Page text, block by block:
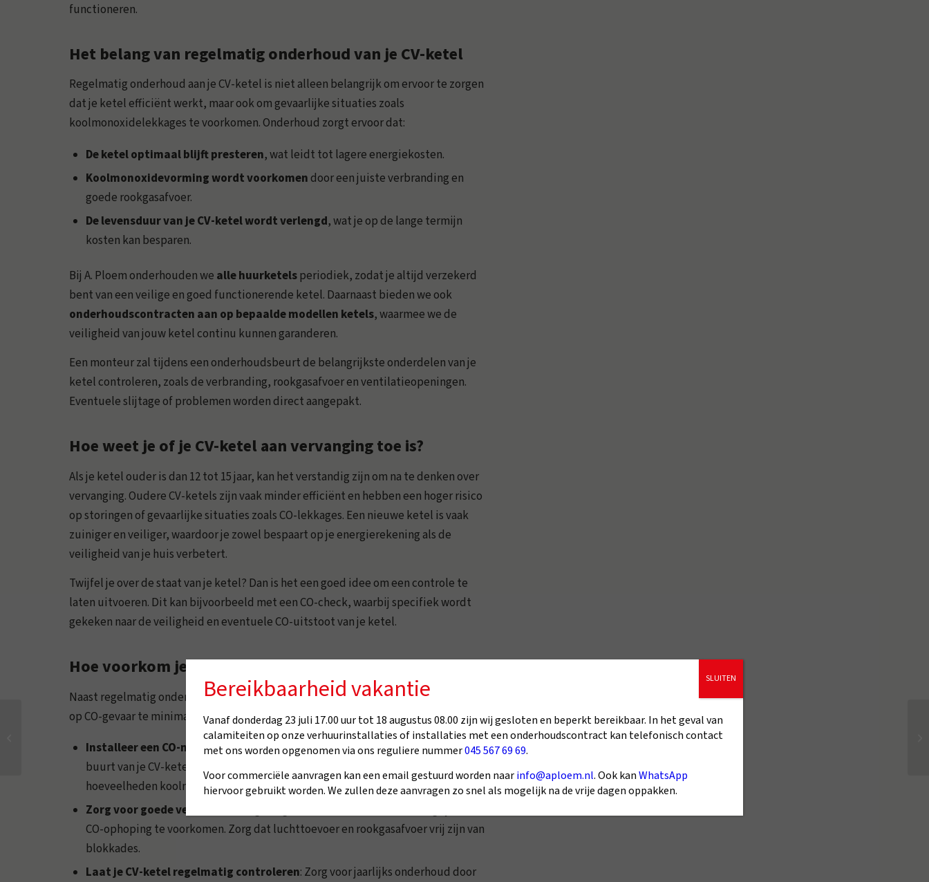
functioneren.
Het belang van regelmatig onderhoud van je CV-ketel
Regelmatig onderhoud aan je CV-ketel is niet alleen belangrijk om ervoor te zorgen
dat je ketel efficiënt werkt, maar ook om gevaarlijke situaties zoals
koolmonoxidelekkages te voorkomen. Onderhoud zorgt ervoor dat:
De ketel optimaal blijft presteren, wat leidt tot lagere energiekosten.
Koolmonoxidevorming wordt voorkomen door een juiste verbranding en
goede rookgasafvoer.
De levensduur van je CV-ketel wordt verlengd, wat je op de lange termijn
kosten kan besparen.
Bij A. Ploem onderhouden we alle huurketelsperiodiek, zodat je altijd verzekerd
bent van een veilige en goed functionerende ketel. Daarnaast bieden we ook
onderhoudscontracten aan op bepaalde modellen ketels, waarmee we de
veiligheid van jouw ketel continu kunnen garanderen.
Een monteur zal tijdens een onderhoudsbeurt de belangrijkste onderdelen van je
ketel controleren, zoals de verbranding, rookgasafvoer en ventilatieopeningen.
Eventuele slijtage of problemen worden direct aangepakt.
Hoe weet je of je CV-ketel aan vervanging toe is?
Als je ketel ouder is dan 12 tot 15 jaar, kan het verstandig zijn om na te denken over
vervanging. Oudere CV-ketels zijn vaak minder efficiënt en hebben een hoger risico
op storingen of gevaarlijke situaties zoals CO-lekkages. Een nieuwe ketel is vaak
zuiniger en veiliger, waardoor je zowel bespaart op je energierekening als de
veiligheid van je huis verbetert.
Twijfel je over de staat van je ketel? Dan is het een goed idee om een controle te
laten uitvoeren. Dit kan bijvoorbeeld met een CO-check, waarbij specifiek wordt
gekeken naar de veiligheid en eventuele CO-uitstoot van je ketel.
Hoe voorkom je CO-gevaar in je woning?
Naast regelmatig onderhoud zijn er enkele stappen die je kunt nemen om het risico
op CO-gevaar te minimaliseren:
Installeer een CO-melder: Een CO-melder is essentieel in je woning, vooral in de
buurt van je CV-ketel en slaapkamers. Deze waarschuwt je tijdig bij gevaarlijke
hoeveelheden koolmonoxide.
Zorg voor goede ventilatie
CO-ophoping te voorkomen. Zorg dat luchttoevoer en rookgasafvoer vrij zijn van
blokkades.
Laat je CV-ketel regelmatig controleren: Zorg voor jaarlijks onderhoud door
De temperaturen dalen:
voordat het te laat is!
Bereikbaarheid vakantie
Vanaf donderdag 23 juli 17.00 uur tot 18 augustus 08.00 zijn wij gesloten en beperkt bereikbaar. In het geval van
calamiteiten op onze verhuurinstallaties of installaties met een onderhoudscontract kan telefonisch contact
met ons worden opgenomen via ons reguliere nummer045 567 69 69.
Voor commerciële aanvragen kan een email gestuurd worden naarinfo@aploem.nl. Ook kanWhatsApp
hiervoor gebruikt worden. We zullen deze aanvragen zo snel als mogelijk na de vrije dagen oppakken.
SLUITEN